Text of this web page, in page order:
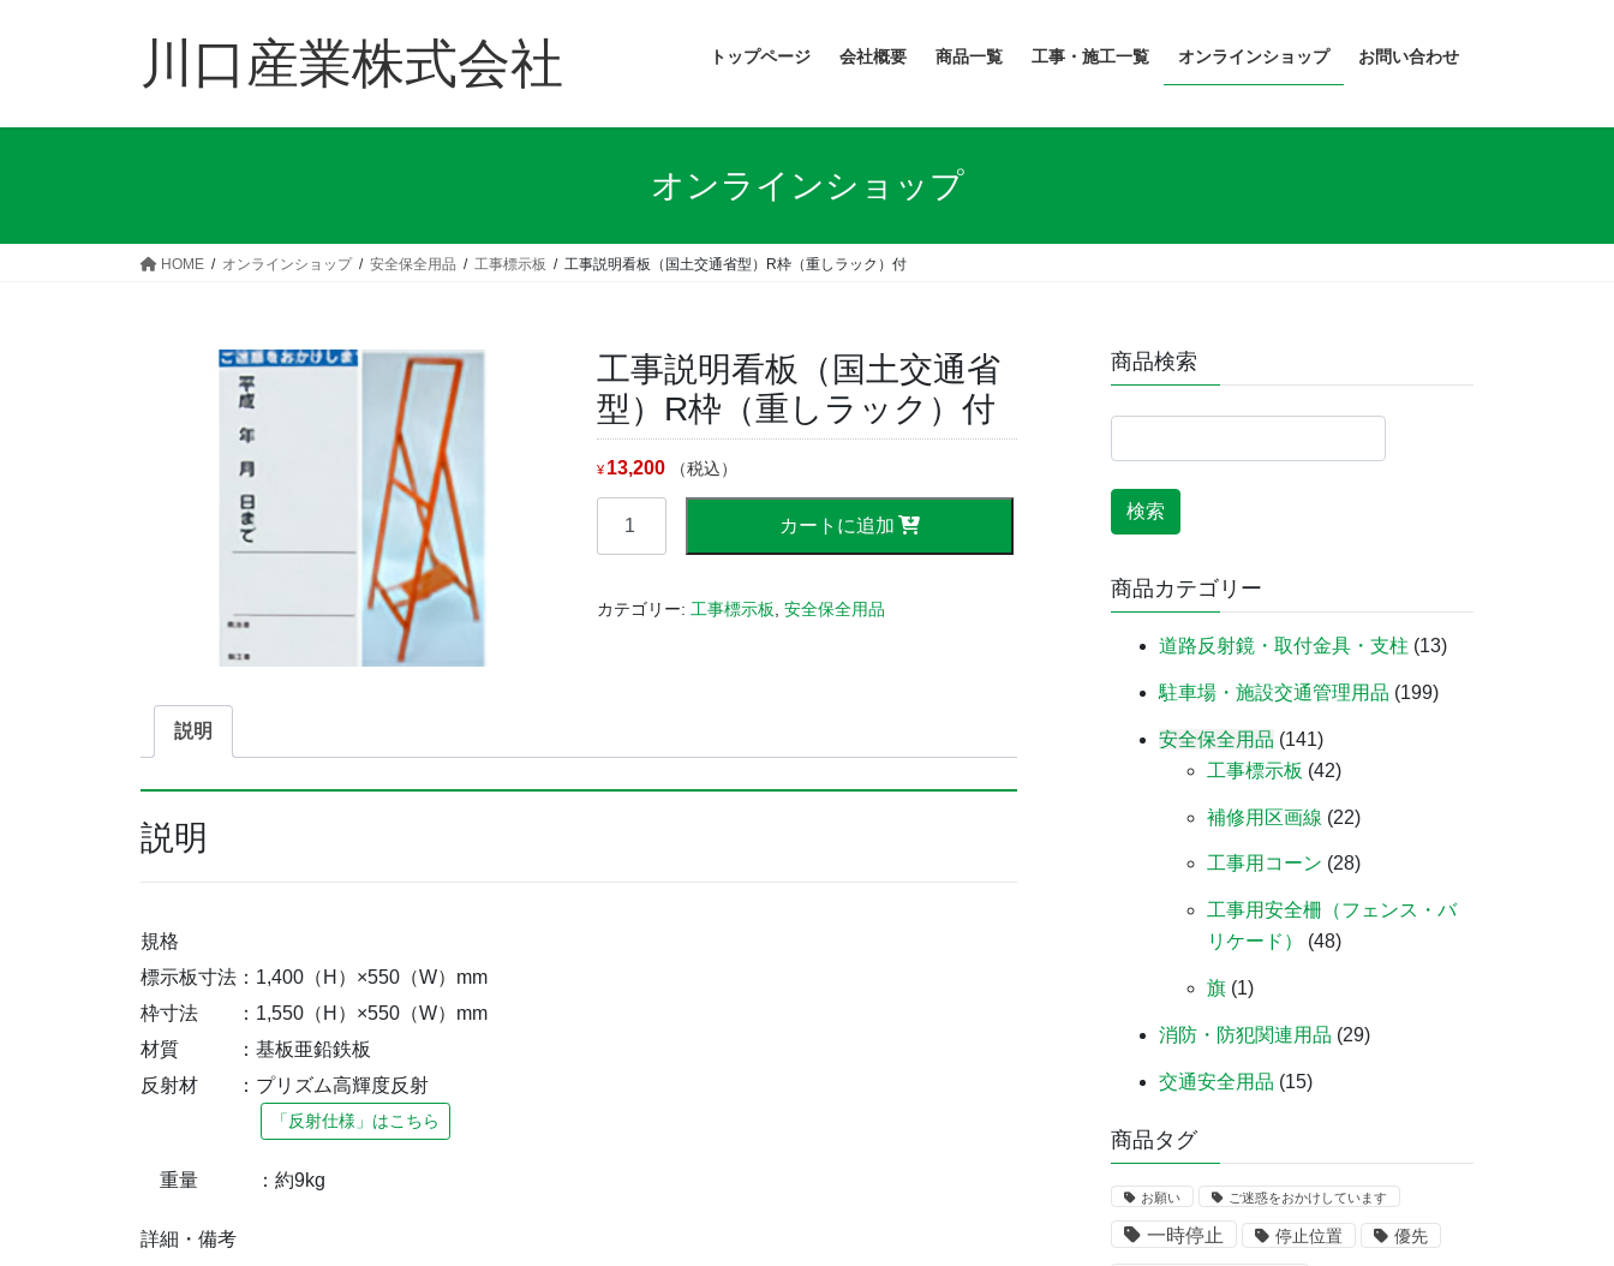
ツ
ッ
シ
移
川口産業株式会社 トップページ 会社概要 商品一覧 工事・施工一覧 オンラインショップ お問い合わせ
オンラインショップ
HOME オンラインショップ 安全保全用品 工事標示板 工事説明看板（国土交通省型）R枠（重しラック）付
工事説明看板（国土交通省
型）R枠（重しラック）付
¥ 13,200 （税込）
省
カートに追加
カテゴリー: 工事標示板 安全保全用品
説明
説明
規格
標示板寸法：1,400（H）×550（W）mm
枠寸法 ：1,550（H）×550（W）mm
材質 ：基板亜鉛鉄板
反射材 ：プリズム高輝度反射
「反射仕様」はこちら
重量 ：約9kg
詳細・備考
商品検索
商品カテゴリー
道路反射鏡・取付金具・支柱 (13)
駐車場・施設交通管理用品 (199)
安全保全用品 (141)
工事標示板 (42)
補修用区画線 (22)
工事用コーン (28)
工事用安全柵（フェンス・バ
リケード）
(48)
旗 (1)
消防・防犯関連用品 (29)
交通安全用品 (15)
商品タグ
お願い ご迷惑をおかけしています
一時停止 停止位置 優先